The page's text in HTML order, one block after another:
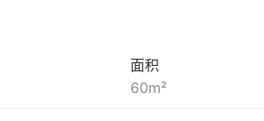
面积
60m²